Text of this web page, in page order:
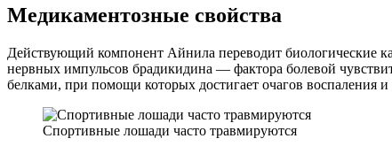
Медикаментозные свойства
Действующий компонент Айнила переводит биологические
нервных импульсов брадикидина — фактора болевой
белками, при помощи которых достигает очагов воспаления и
Спортивные лошади часто травмируются